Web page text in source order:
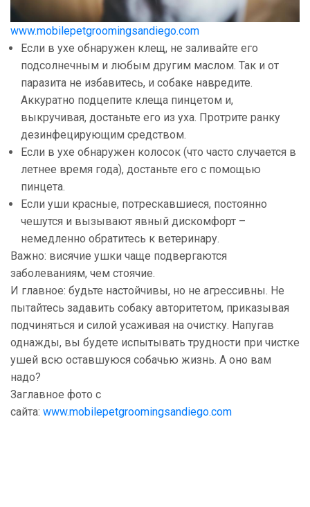
www.mobilepetgroomingsandiego.com
Если в ухе обнаружен клещ, не заливайте его
подсолнечным и любым другим маслом. Так и от
паразита не избавитесь, и собаке навредите.
Аккуратно подцепите клеща пинцетом и,
выкручивая, достаньте его из уха. Протрите ранку
дезинфецирующим средством.
Если в ухе обнаружен колосок (что часто случается в
летнее время года), достаньте его с помощью
пинцета.
Если уши красные, потрескавшиеся, постоянно
чешутся и вызывают явный дискомфорт –
немедленно обратитесь к ветеринару.
Важно: висячие ушки чаще подвергаются
заболеваниям, чем стоячие.
И главное: будьте настойчивы, но не агрессивны. Не
пытайтесь задавить собаку авторитетом, приказывая
подчиняться и силой усаживая на очистку. Напугав
однажды, вы будете испытывать трудности при чистке
ушей всю оставшуюся собачью жизнь. А оно вам
надо?
Заглавное фото с
сайта: www.mobilepetgroomingsandiego.com